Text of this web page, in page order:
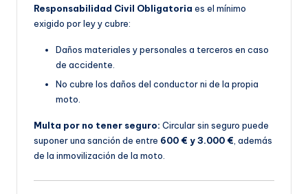
Responsabilidad Civil Obligatoria es el mínimo
exigido por ley y cubre:
Daños materiales y personales a terceros en caso
de accidente.
No cubre los daños del conductor ni de la propia
moto.
Multa por no tener seguro: Circular sin seguro puede
suponer una sanción de entre 600 € y 3.000 € , además
de la inmovilización de la moto.